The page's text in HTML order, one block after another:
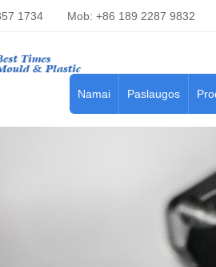
1734 Mob: +86 189 2287 9832
Namai Paslaugos